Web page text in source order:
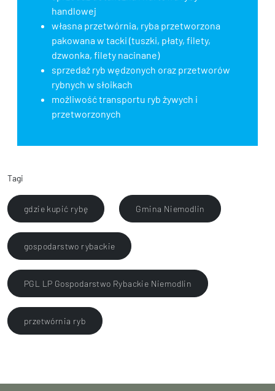
handlowej
własna przetwórnia, ryba przetworzona
pakowana w tacki (tuszki, płaty, filety,
dzwonka, filety nacinane)
sprzedaż ryb wędzonych oraz przetworów
rybnych w słoikach
możliwość transportu ryb żywych i
przetworzonych
Tagi
gdzie kupić rybę Gmina Niemodlin
gospodarstwo rybackie
PGL LP Gospodarstwo Rybackie Niemodlin
przetwórnia ryb